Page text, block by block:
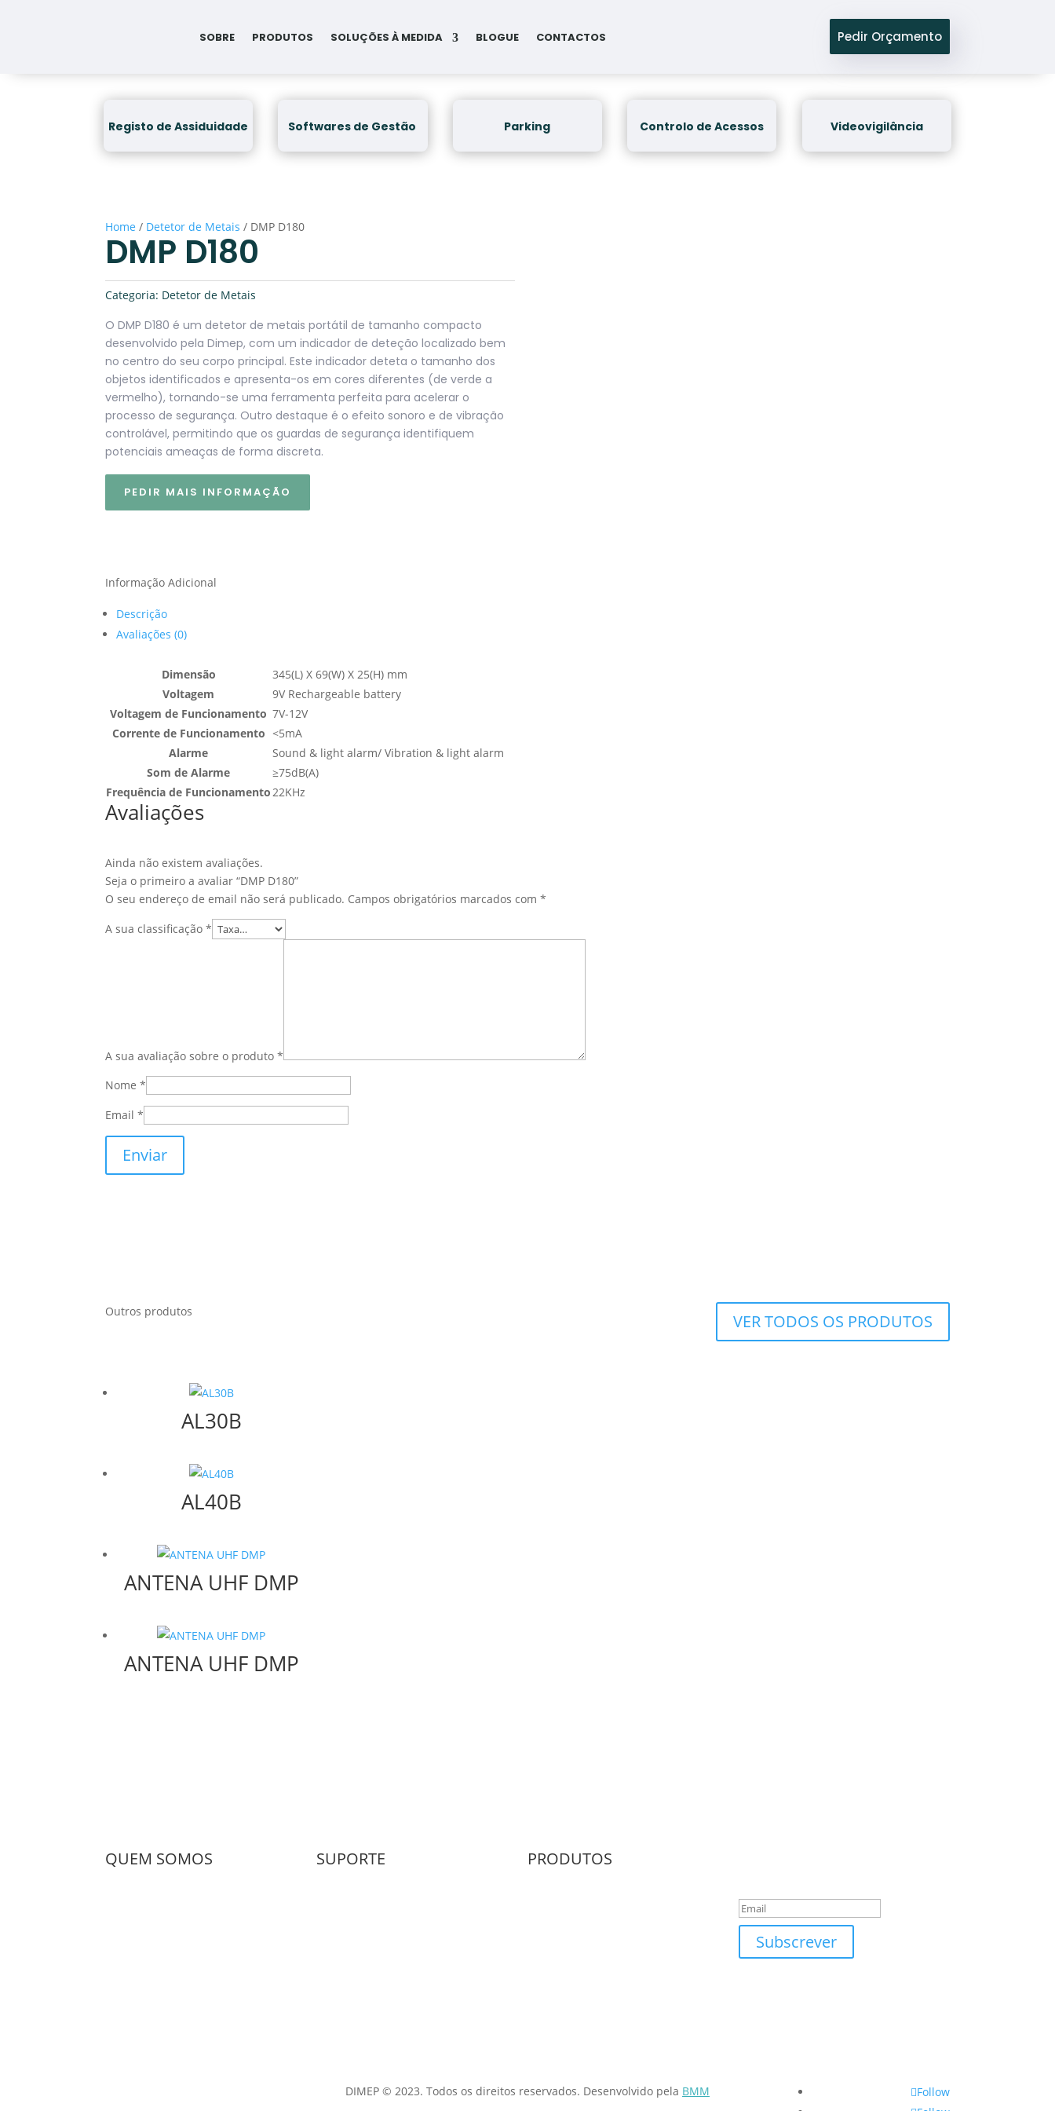
SOBRE PRODUTOS SOLUÇÕES À MEDIDA BLOGUE CONTACTOS Pedir Orçamento
Registo de Assiduidade Softwares de Gestão Parking Controlo de Acessos Videovigilância
Home / Detetor de Metais / DMP D180
DMP D180
Categoria: Detetor de Metais
O DMP D180 é um detetor de metais portátil de tamanho compacto
desenvolvido pela Dimep, com um indicador de deteção localizado bem
no centro do seu corpo principal. Este indicador deteta o tamanho dos
objetos identificados e apresenta-os em cores diferentes (de verde a
vermelho), tornando-se uma ferramenta perfeita para acelerar o
processo de segurança. Outro destaque é o efeito sonoro e de vibração
controlável, permitindo que os guardas de segurança identifiquem
potenciais ameaças de forma discreta.
PEDIR MAIS INFORMAÇÃO
Informação Adicional
Descrição
Avaliações (0)
Dimensão
345(L) X 69(W) X 25(H) mm
Voltagem
9V Rechargeable battery
Voltagem de Funcionamento 7V-12V
Corrente de Funcionamento <5mA
Alarme
Sound & light alarm/ Vibration & light alarm
Som de Alarme
≥75dB(A)
Frequência de Funcionamento22KHz
Avaliações
Ainda não existem avaliações.
Seja o primeiro a avaliar “DMP D180”
O seu endereço de email não será publicado. Campos obrigatórios marcados com*
A sua classificação*
A sua avaliação sobre o produto*
Nome*
Email*
Outros produtos VER TODOS OS PRODUTOS
AL30B
AL40B
ANTENA UHF DMP
ANTENA UHF DMP
QUEM SOMOS SUPORTE PRODUTOS
Subscrever
DIMEP © 2023. Todos os direitos reservados. Desenvolvido pela BMM
Follow